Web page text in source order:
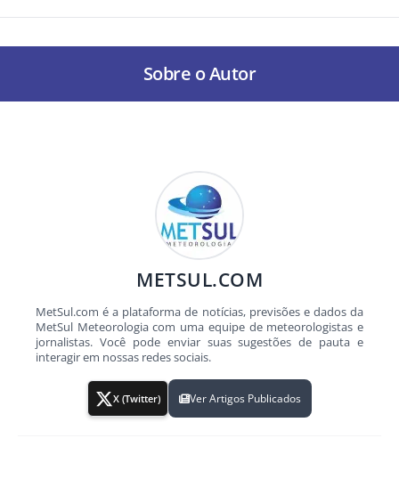
Sobre o Autor
METSUL.COM
MetSul.com é a plataforma de notícias, previsões e dados da
MetSul Meteorologia com uma equipe de meteorologistas e
jornalistas. Você pode enviar suas sugestões de pauta e
interagir em nossas redes sociais.
X (Twitter) Ver Artigos Publicados